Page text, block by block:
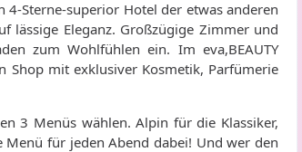
4-Sterne-superior Hotel der etwas anderen
lässige Eleganz. Großzügige Zimmer und
zum Wohlfühlen ein. Im eva,BEAUTY
Shop mit exklusiver Kosmetik, Parfümerie
3 Menüs wählen. Alpin für die Klassiker,
für jeden Abend dabei! Und wer den